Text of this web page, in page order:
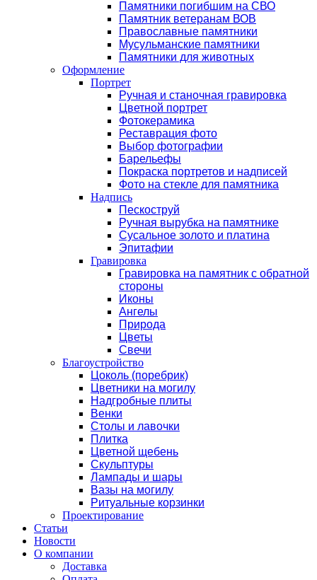
Памятники погибшим на СВО
Памятник ветеранам ВОВ
Православные памятники
Мусульманские памятники
Памятники для животных
Оформление
Портрет
Ручная и станочная гравировка
Цветной портрет
Фотокерамика
Реставрация фото
Выбор фотографии
Барельефы
Покраска портретов и надписей
Фото на стекле для памятника
Надпись
Пескоструй
Ручная вырубка на памятнике
Сусальное золото и платина
Эпитафии
Гравировка
Гравировка на памятник с обратной
стороны
Иконы
Ангелы
Природа
Цветы
Свечи
Благоустройство
Цоколь (поребрик)
Цветники на могилу
Надгробные плиты
Венки
Столы и лавочки
Плитка
Цветной щебень
Скульптуры
Лампады и шары
Вазы на могилу
Ритуальные корзинки
Проектирование
Статьи
Новости
О компании
Доставка